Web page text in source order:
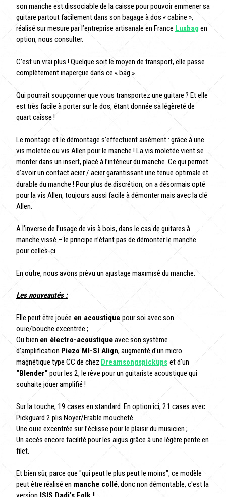
son manche est dissociable de la caisse pour pouvoir emmener sa
guitare partout facilement dans son bagage à dos « cabine »,
réalisé sur mesure par l’entreprise artisanale en France Luxbag en
option, nous consulter.
C’est un vrai plus ! Quelque soit le moyen de transport, elle passe
complètement inaperçue dans ce « bag ».
Qui pourrait soupçonner que vous transportez une guitare ? Et elle
est très facile à porter sur le dos, étant donnée sa légèreté de
quart caisse !
Le montage et le démontage s’effectuent aisément : grâce à une
vis moletée ou vis Allen pour le manche ! La vis moletée vient se
monter dans un insert, placé à l’intérieur du manche. Ce qui permet
d’avoir un contact acier / acier garantissant une tenue optimale et
durable du manche ! Pour plus de discrétion, on a désormais opté
pour la vis Allen, toujours aussi facile à démonter mais avec la clé
Allen.
A l’inverse de l’usage de vis à bois, dans le cas de guitares à
manche vissé – le principe n’étant pas de démonter le manche
pour celles-ci.
En outre, nous avons prévu un ajustage maximisé du manche.
Les nouveautés :
Elle peut être jouée en acoustique pour soi avec son
ouïe/bouche excentrée ;
Ou bien en électro-acoustiqueavec son système
d’amplification Piezo MI-SI Align, augmenté d'un micro
magnétique type CC de chez Dreamsongspickups et d'un
"Blender" pour les 2, le rêve pour un guitariste acoustique qui
souhaite jouer amplifié !
Sur la touche, 19 cases en standard. En option ici, 21 cases avec
Pickguard 2 plis Noyer/Erable moucheté.
Une ouïe excentrée sur l’éclisse pour le plaisir du musicien ;
Un accès encore facilité pour les aigus grâce à une légère pente en
filet.
Et bien sûr, parce que "qui peut le plus peut le moins", ce modèle
peut être réalisé en manche collé, donc non démontable, c'est la